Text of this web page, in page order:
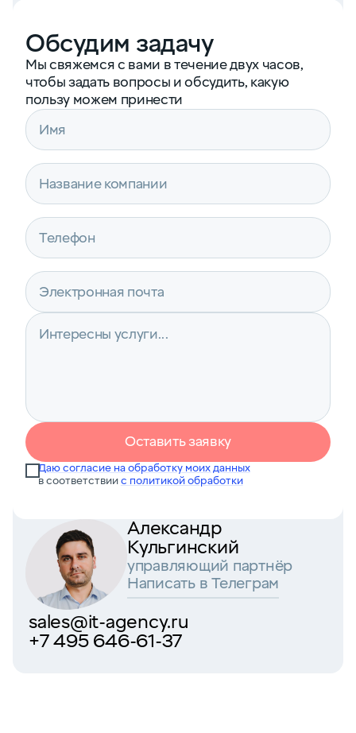
Обсудим задачу
Мы свяжемся с вами в течение двух часов,
чтобы задать вопросы и обсудить, какую
пользу можем принести
Оставить заявку
Даю согласие на обработку моих данных
в соответствиис политикой обработки
Александр
Кульгинский
управляющий партнёр
Написать в Телеграм
sales@it-agency.ru
+7 495 646-61-37